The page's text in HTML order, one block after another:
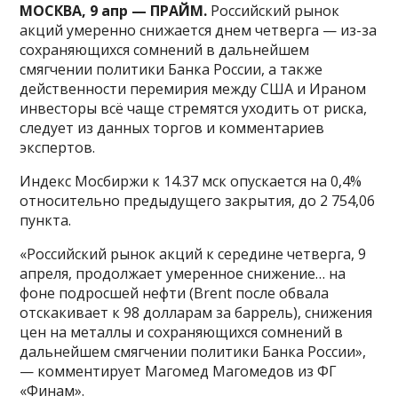
МОСКВА, 9 апр — ПРАЙМ. Российский рынок
акций умеренно снижается днем четверга — из-за
сохраняющихся сомнений в дальнейшем
смягчении политики Банка России, а также
действенности перемирия между США и Ираном
инвесторы всё чаще стремятся уходить от риска,
следует из данных торгов и комментариев
экспертов.
Индекс Мосбиржи к 14.37 мск опускается на 0,4%
относительно предыдущего закрытия, до 2 754,06
пункта.
«Российский рынок акций к середине четверга, 9
апреля, продолжает умеренное снижение… на
фоне подросшей нефти (Brent после обвала
отскакивает к 98 долларам за баррель), снижения
цен на металлы и сохраняющихся сомнений в
дальнейшем смягчении политики Банка России»,
— комментирует Магомед Магомедов из ФГ
«Финам».